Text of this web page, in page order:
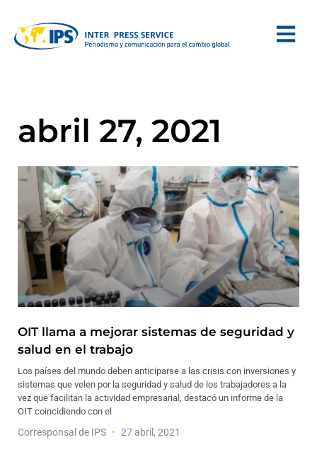
abril 27, 2021
OIT llama a mejorar sistemas de seguridad y
salud en el trabajo
Los países del mundo deben anticiparse a las crisis con inversiones y
sistemas que velen por la seguridad y salud de los trabajadores a la
vez que facilitan la actividad empresarial, destacó un informe de la
OIT coincidiendo con el
Corresponsal de IPS 27 abril, 2021